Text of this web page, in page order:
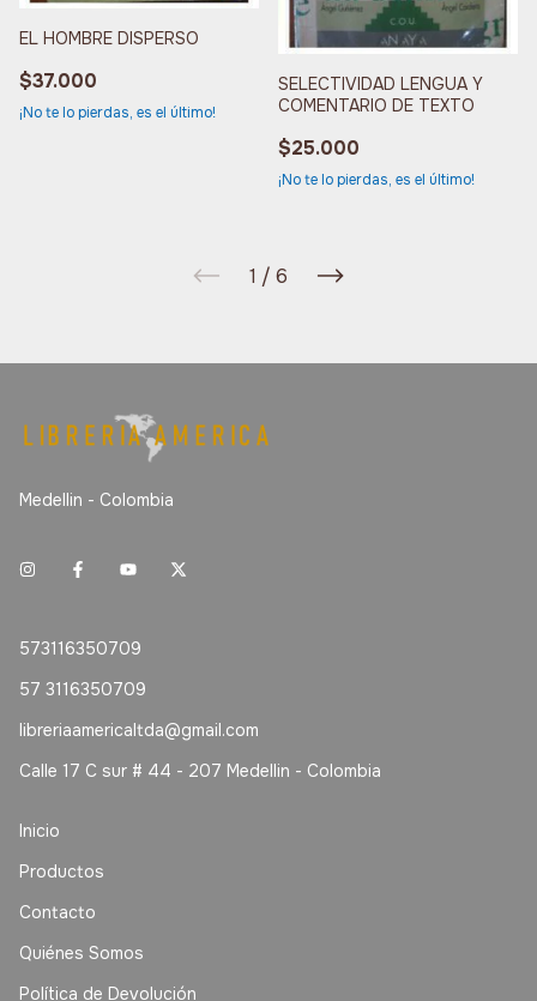
EL HOMBRE DISPERSO
$37.000
¡No te lo pierdas, es el último!
SELECTIVIDAD LENGUA Y
COMENTARIO DE TEXTO
$25.000
¡No te lo pierdas, es el último!
1 / 6
Medellin - Colombia
573116350709
57 3116350709
libreriaamericaltda@gmail.com
Calle 17 C sur # 44 - 207 Medellin - Colombia
Inicio
Productos
Contacto
Quiénes Somos
Política de Devolución